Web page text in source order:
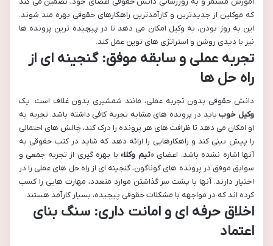
که موکلین از جدیدترین و کارآمدترین راهکارهای حقوقی بهره مند شوند.
این به روز بودن، به وکیل امکان می دهد تا در پیچیده ترین پرونده ها
نیز با دیدی روشن و استراتژی های نوین عمل کند.
تجربه عملی و سابقه موفق: گنجینه ای از
راه حل ها
دانش حقوقی بدون تجربه عملی، مانند شمشیری بدون غلاف است. یک
وکیل خوبباید در پرونده های مشابه تجربه کافی داشته باشد. تجربه به
او امکان می دهد تا ظرافت های هر پرونده را درک کند، چالش های احتمالی
را پیش بینی کند و راهکارهایی را ارائه دهد که شاید در کتب حقوقی به
آنها اشاره نشده باشد. اعضای «تیم وکلا» با بهره گیری از تجربه جمعی و
سوابق موفق در پرونده های گوناگون، گنجینه ای از راه حل های عملی را در
اختیار دارند. آنها با پشت سر گذاشتن موارد متعدد، مهارت هایی را کسب
کرده اند که در مواجهه با مشکلات حقوقی پیچیده، بسیار کارآمد هستند.
اخلاق حرفه ای و امانت داری: سنگ بنای
اعتماد